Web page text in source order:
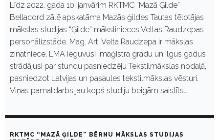
Līdz 2022. gada 10. janvārim RKTMC “Mazā Ģilde”
Bellacord zālē apskatāma Mazās ģildes Tautas tēlotājas
mākslas studijas “Ģilde” mākslinieces Veltas Raudzepas
personālizstāde. Mag. Art. Velta Raudzepa ir mākslas
zinātniece, LMA ieguvusi maģistra grādu un ilgus gadus
strādājusi par stundu pasniedzēju Tekstilmākslas nodaļā,
pasniedzot Latvijas un pasaules tekstilmākslas vēsturi.
Viņas pamatdarbs jau kopš studiju beigām saistīts…
RKTMC “MAZĀ ĢILDE” BĒRNU MĀKSLAS STUDIJAS